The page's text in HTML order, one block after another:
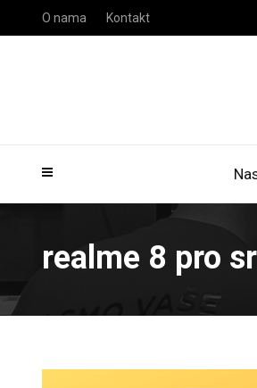
O nama Kontakt
realme 8 pro